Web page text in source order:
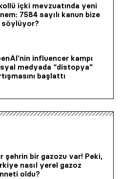
içki mevzuatında yeni
7584 sayılı kanun bize
söylüyor?
influencer kampı
medyada “distopya”
başlattı
şehrin bir gazozu var! Peki,
nasıl yerel gazoz
oldu?